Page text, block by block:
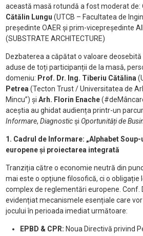
această masă rotundă a fost moderat de:
Cătălin Lungu (UTCB – Facultatea de
președinte OAER și prim-vicepreședinte
(SUBSTRATE ARCHITECTURE)
Dezbaterea a căpătat o valoare
aduse de toți participanții de la masă,
domeniu: Prof. Dr. Ing. Tiberiu Cătălina
Petrea (Tecton Trust / Universitatea de
Mincu”) și Arh. Florin Enache
aceștia au ghidat audiența printr-un
Informare, Diagnosticși Oportunități de
1. Cadrul de Informare: „Alphabet
europene și proiectarea integrată
Tranziția către o economie neutră din
mai este o opțiune filosofică, ci o obligație
complex de reglementări europene. Conf.
evidențiat mecanismele esențiale care
jocului în perioada imediat următoare:
EPBD & CPR: Noua Directivă privind